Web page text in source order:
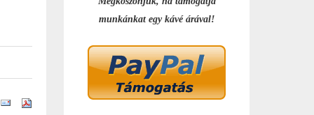
munkánkat egy kávé árával!